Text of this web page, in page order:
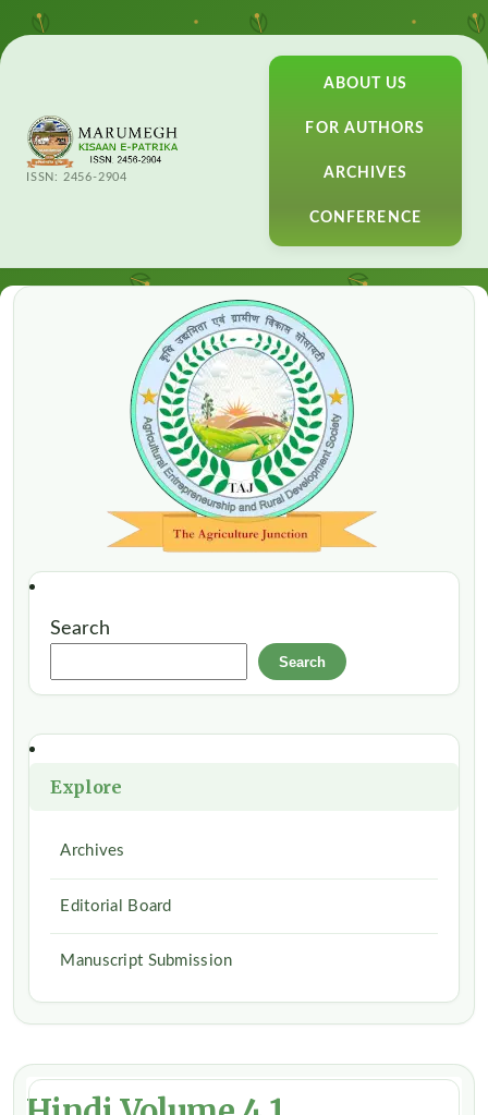
ISSN: 2456-2904
ABOUT US
FOR AUTHORS
ARCHIVES
CONFERENCE
Search
Search
Explore
Archives
Editorial Board
Manuscript Submission